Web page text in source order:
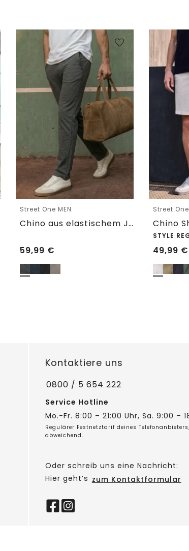
Street One MEN
Chino aus elastischem Jersey mit Flexbund
59,99 €
Street One
STYLE
49,99 €
Kontaktiere uns
0800 / 5 654 222
Service Hotline
Mo.-Fr. 8:00 – 21:00 Uhr, Sa. 9:00 –
Regulärer Festnetztarif deines
abweichend.
Oder schreib uns eine Nachricht:
Hier geht’s zum Kontaktformular